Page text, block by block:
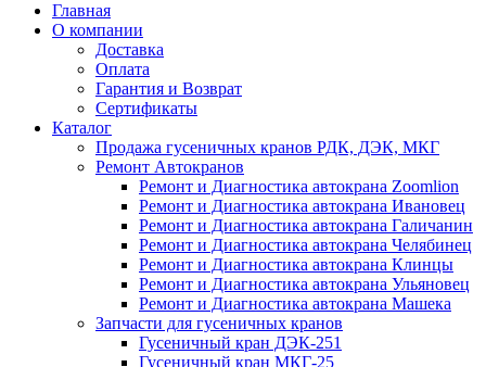
Главная
О компании
Доставка
Оплата
Гарантия и Возврат
Сертификаты
Каталог
Продажа гусеничных кранов РДК, ДЭК, МКГ
Ремонт Автокранов
Ремонт и Диагностика автокрана Zoomlion
Ремонт и Диагностика автокрана Ивановец
Ремонт и Диагностика автокрана Галичанин
Ремонт и Диагностика автокрана Челябинец
Ремонт и Диагностика автокрана Клинцы
Ремонт и Диагностика автокрана Ульяновец
Ремонт и Диагностика автокрана Машека
Запчасти для гусеничных кранов
Гусеничный кран ДЭК-251
Гусеничный кран МКГ-25